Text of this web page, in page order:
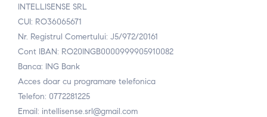
INTELLISENSE SRL
CUI: RO36065671
Nr. Registrul Comertului: J5/972/20161
Cont IBAN: RO20INGB0000999905910082
Banca: ING Bank
Acces doar cu programare telefonica
Telefon: 0772281225
Email: intellisense.srl@gmail.com